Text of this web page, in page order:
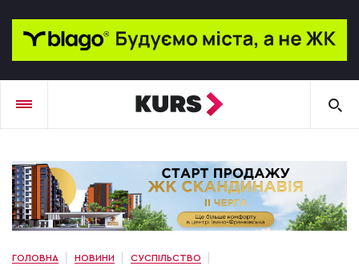
ГОЛОВНА НОВИНИ
СУСПІЛЬСТВО